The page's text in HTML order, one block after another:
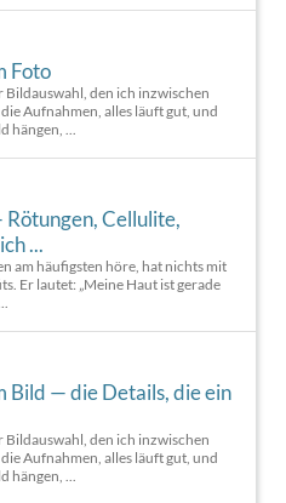
Foto
Bildauswahl, den ich inzwischen
Aufnahmen, alles läuft gut, und
hängen, ...
Cellulite,
...
am häufigsten höre, hat nichts mit
Er lautet: „Meine Haut ist gerade
Bild — die Details, die ein
Bildauswahl, den ich inzwischen
Aufnahmen, alles läuft gut, und
hängen, ...